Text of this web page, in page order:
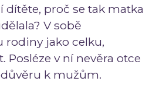
dítěte, proč se tak matka
V sobě
rodiny jako celku,
Posléze v ní nevěra otce
k mužům.